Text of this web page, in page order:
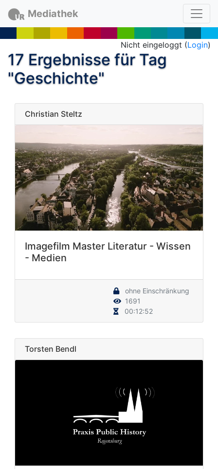
Mediathek
Nicht eingeloggt (Login)
17 Ergebnisse für Tag
"Geschichte"
Christian Steltz
Imagefilm Master Literatur - Wissen
- Medien
ohne Einschränkung
1691
00:12:52
Torsten Bendl